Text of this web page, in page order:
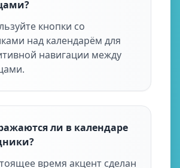
кнопки со
над календарём для
навигации между
ли в календаре
время акцент сделан